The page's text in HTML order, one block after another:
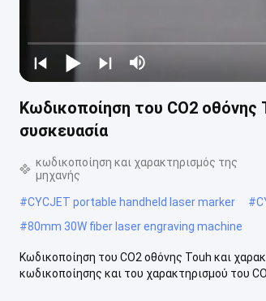
Κωδικοποίηση του CO2 οθόνης
συσκευασία
κωδικοποίηση και χαρακτηρισμός της
μηχανής
#CYCJET portable handheld laser marker #
#80mm 30W fiber laser engraving machine
Κωδικοποίηση του CO2 οθόνης Touh και
κωδικοποίησης και του χαρακτηρισμού του